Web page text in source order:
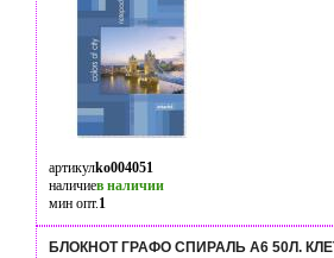
артикулko004051
наличиев наличии
мин опт.1
БЛОКНОТ ГРАФО СПИРАЛЬ А6 50Л.